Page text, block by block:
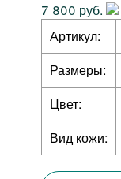
7 800 руб.
Артикул:
Размеры:
Цвет:
Вид кожи: